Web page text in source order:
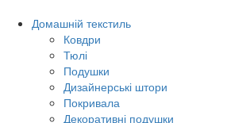
Домашній текстиль
Ковдри
Тюлі
Подушки
Дизайнерські штори
Покривала
Декоративні подушки